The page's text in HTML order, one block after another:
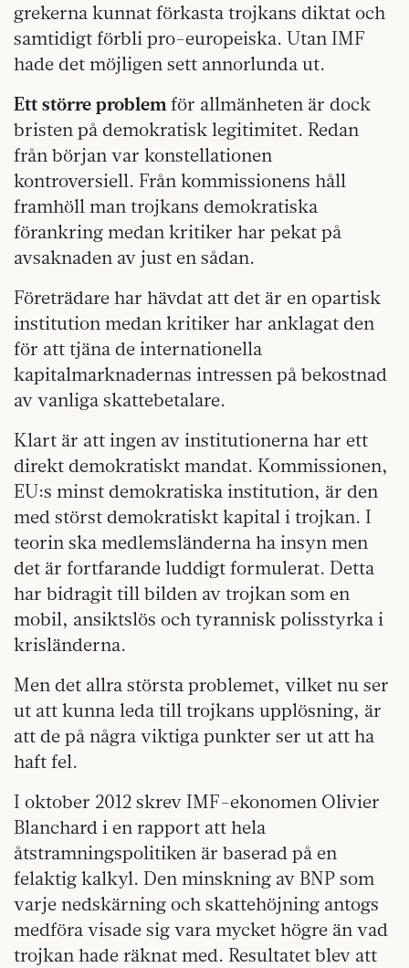
grekerna kunnat förkasta trojkans diktat och
samtidigt förbli pro-europeiska. Utan IMF
hade det möjligen sett annorlunda ut.
Ett större problemför allmänheten är dock
bristen på demokratisk legitimitet. Redan
från början var konstellationen
kontroversiell. Från kommissionens håll
framhöll man trojkans demokratiska
förankring medan kritiker har pekat på
avsaknaden av just en sådan.
Företrädare har hävdat att det är en opartisk
institution medan kritiker har anklagat den
för att tjäna de internationella
kapitalmarknadernas intressen på bekostnad
av vanliga skattebetalare.
Klart är att ingen av institutionerna har ett
direkt demokratiskt mandat. Kommissionen,
EU:s minst demokratiska institution, är den
med störst demokratiskt kapital i trojkan. I
teorin ska medlemsländerna ha insyn men
det är fortfarande luddigt formulerat. Detta
har bidragit till bilden av trojkan som en
mobil, ansiktslös och tyrannisk polisstyrka i
krisländerna.
Men det allra största problemet, vilket nu ser
ut att kunna leda till trojkans upplösning, är
att de på några viktiga punkter ser ut att ha
haft fel.
I oktober 2012 skrev IMF-ekonomen Olivier
Blanchard i en rapport att hela
åtstramningspolitiken är baserad på en
felaktig kalkyl. Den minskning av BNP som
varje nedskärning och skattehöjning antogs
medföra visade sig vara mycket högre än vad
trojkan hade räknat med. Resultatet blev att